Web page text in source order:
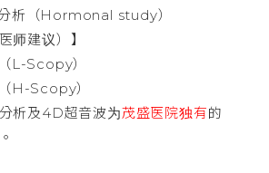
析（Hormonal study）
师建议）】
L-Scopy）
H-Scopy）
析及4D超音波为茂盛医院独有的